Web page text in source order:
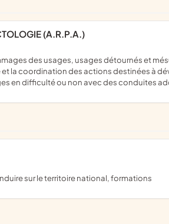
(A.R.P.A.)
la coordination des actions destinées à
en difficulté ou non avec des conduites
sur le territoire national, formations